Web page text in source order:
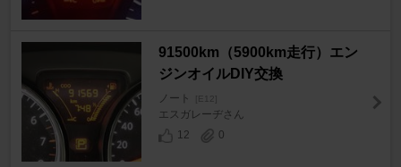
91500km（5900km走行）エン
ジンオイルDIY交換
ノート [E12]
エスガレーヂさん
12
0